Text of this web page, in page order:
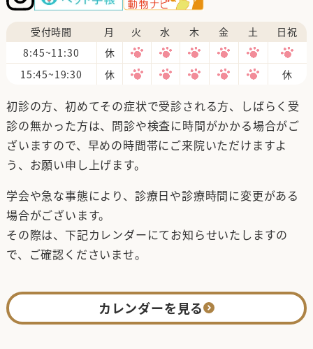
受付時間 月 火 水 木 金 土
日祝
8:45~11:30
休
15:45~19:30
休 休
初診の方、初めてその症状で受診される方、しばらく受
診の無かった方は、問診や検査に時間がかかる場合がご
ざいますので、早めの時間帯にご来院いただけますよ
う、お願い申し上げます。
学会や急な事態により、診療日や診療時間に変更がある
場合がございます。
その際は、下記カレンダーにてお知らせいたしますの
で、ご確認くださいませ。
カレンダーを見る